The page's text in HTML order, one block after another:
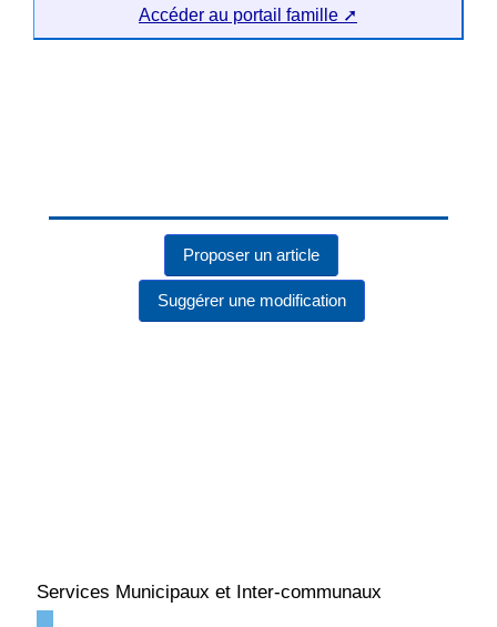
Accéder au portail famille
Proposer un article
Suggérer une modification
Services Municipaux et Inter-communaux